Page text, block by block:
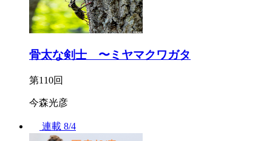
骨太な剣士 〜ミヤマクワガタ
第110回
今森光彦
連載 8/4